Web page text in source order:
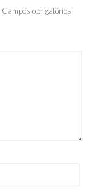
Campos obrigatórios